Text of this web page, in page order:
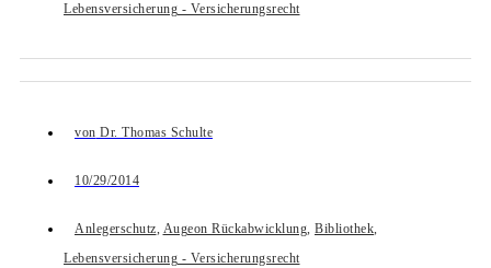
Lebensversicherung - Versicherungsrecht
von Dr. Thomas Schulte
10/29/2014
Anlegerschutz, Augeon Rückabwicklung, Bibliothek,
Lebensversicherung - Versicherungsrecht